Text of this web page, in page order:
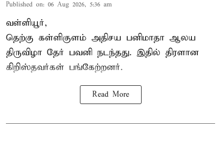
Published on: 06 Aug 2026, 5:36 am
வள்ளியூர்,
தெற்கு கள்ளிகுளம் அதிசய பனிமாதா ஆலய
திருவிழா தேர் பவனி நடந்தது. இதில் திரளான
கிறிஸ்தவர்கள் பங்கேற்றனர்.
Read More